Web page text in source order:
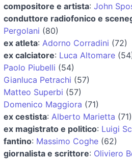
compositore e artista: John
conduttore radiofonico e
Pergolani (80)
ex atleta: Adorno Corradini (72)
ex calciatore: Luca Altomare
Paolo Piubelli (54)
Gianluca Petrachi (57)
Matteo Superbi (57)
Domenico Maggiora (71)
ex cestista: Alberto Marietta (71)
ex magistrato e politico: Luigi
fantino: Massimo Coghe (62)
giornalista e scrittore: Oliviero